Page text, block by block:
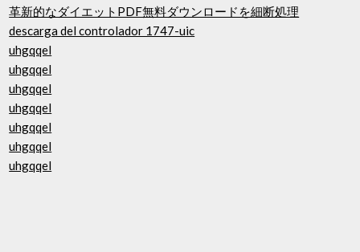
革新的なダイエットPDF無料ダウンロードを細断処理
descarga del controlador 1747-uic
uhgqqel
uhgqqel
uhgqqel
uhgqqel
uhgqqel
uhgqqel
uhgqqel